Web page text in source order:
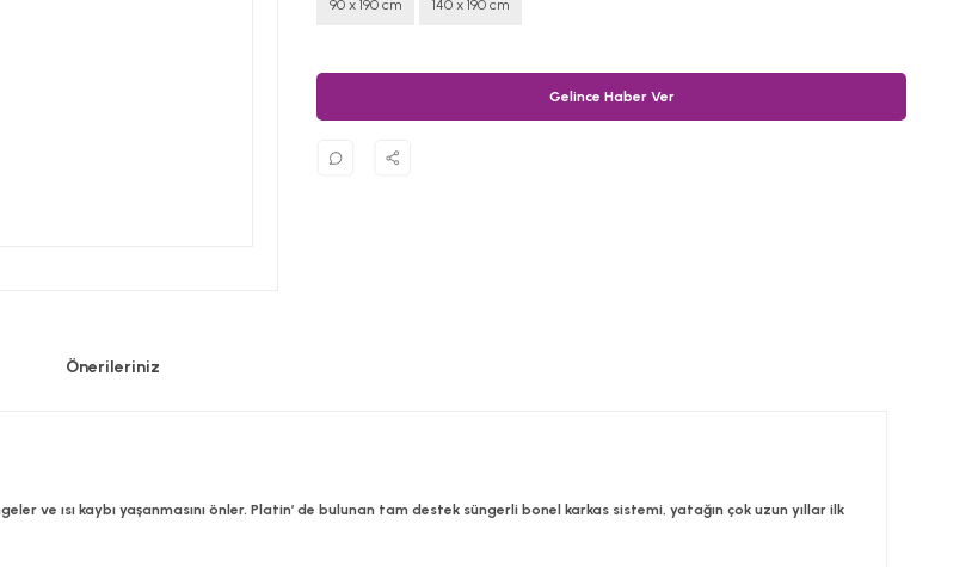
90 x 190 cm 140 x 190 cm
Gelince Haber Ver
Önerileriniz
ve ısı kaybı yaşanmasını önler. Platin’ de bulunan tam destek süngerli bonel karkas sistemi, yatağın çok uzun yıllar ilk